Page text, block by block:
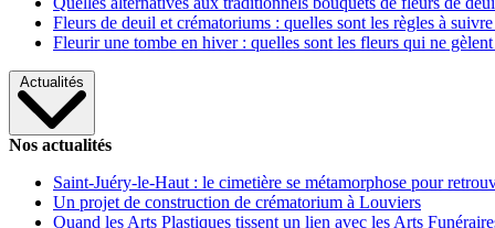
Fleurs de deuil et crématoriums : quelles sont les règles à
Fleurir une tombe en hiver : quelles sont les fleurs qui ne gèlent
Actualités
Nos actualités
Saint-Juéry-le-Haut : le cimetière se métamorphose pour
Un projet de construction de crématorium à Louviers
Quand les Arts Plastiques tissent un lien avec les Arts